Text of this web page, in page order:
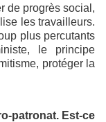
de progrès social,
les travailleurs.
plus percutants
le principe
protéger la
patronat. Est-ce